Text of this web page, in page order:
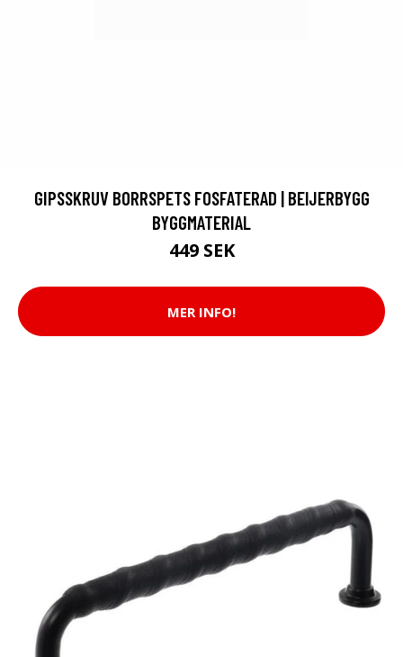
GIPSSKRUV BORRSPETS FOSFATERAD | BEIJERBYGG
BYGGMATERIAL
449 SEK
MER INFO!